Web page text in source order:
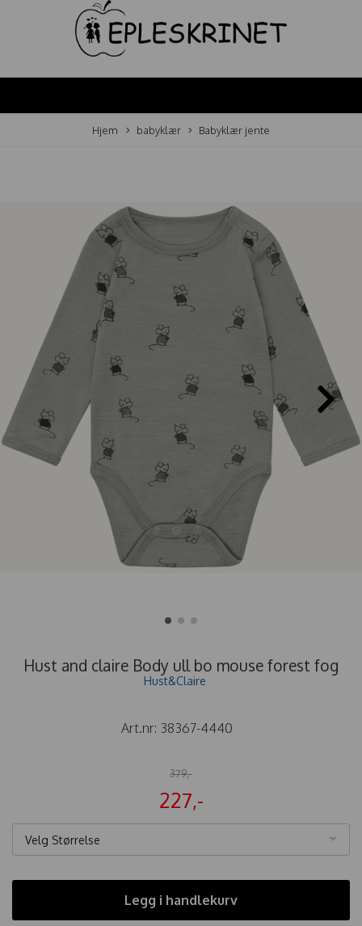
Hjem babyklær Babyklær jente
Hust and claire Body ull bo mouse forest fog
Hust&Claire
Art.nr: 38367-4440
379,-
227,-
Velg Størrelse
Legg i handlekurv